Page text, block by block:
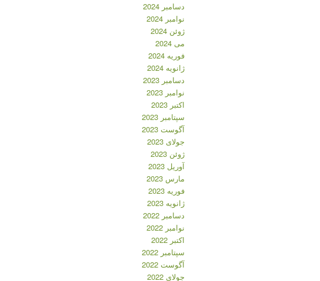
دسامبر 2024
نوامبر 2024
ژوئن 2024
می 2024
فوریه 2024
ژانویه 2024
دسامبر 2023
نوامبر 2023
اکتبر 2023
سپتامبر 2023
آگوست 2023
جولای 2023
ژوئن 2023
آوریل 2023
مارس 2023
فوریه 2023
ژانویه 2023
دسامبر 2022
نوامبر 2022
اکتبر 2022
سپتامبر 2022
آگوست 2022
جولای 2022